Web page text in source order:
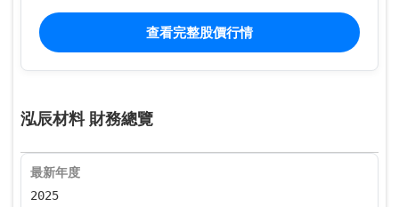
查看完整股價行情
泓辰材料 財務總覽
最新年度
2025